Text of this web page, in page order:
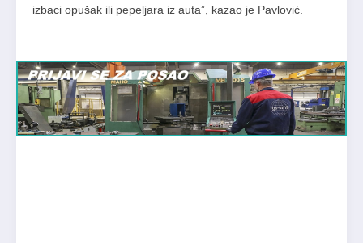
izbaci opušak ili pepeljara iz auta”, kazao je Pavlović.